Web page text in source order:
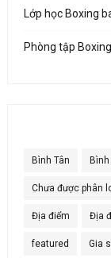
Lớp học Boxing
Phòng tập
Bình Tân Bình
Chưa được phân
Địa điểm Địa
featured Gia